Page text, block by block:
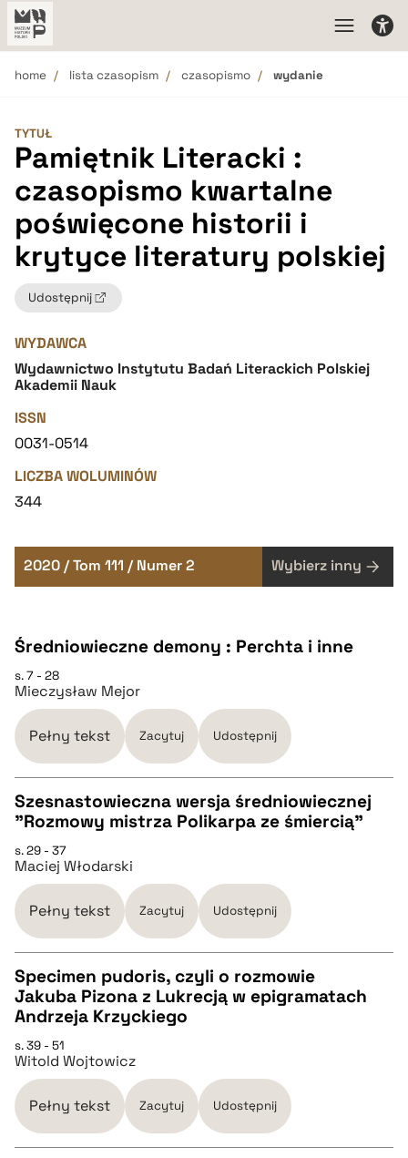
home lista czasopism czasopismo wydanie
TYTUŁ
Pamiętnik Literacki :
czasopismo kwartalne
poświęcone historii i
krytyce literatury polskiej
Udostępnij
WYDAWCA
Wydawnictwo Instytutu Badań Literackich Polskiej
Akademii Nauk
ISSN
0031-0514
LICZBA WOLUMINÓW
344
2020 / Tom 111 / Numer 2 Wybierz inny
Średniowieczne demony : Perchta i inne
s. 7 - 28
Mieczysław Mejor
Pełny tekst Zacytuj Udostępnij
CZYSTY TEKST
pobierz cytat
BIBTEX
pobierz cytat
Szesnastowieczna wersja średniowiecznej
"Rozmowy mistrza Polikarpa ze śmiercią"
s. 29 - 37
Maciej Włodarski
Pełny tekst Zacytuj Udostępnij
CZYSTY TEKST
pobierz cytat
BIBTEX
Specimen pudoris, czyli o rozmowie
Jakuba Pizona z Lukrecją w epigramatach
Andrzeja Krzyckiego
s. 39 - 51
Witold Wojtowicz
Pełny tekst Zacytuj Udostępnij